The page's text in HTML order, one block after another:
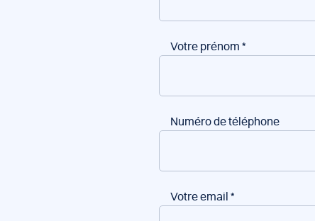
Votre prénom *
Numéro de téléphone
Votre email *